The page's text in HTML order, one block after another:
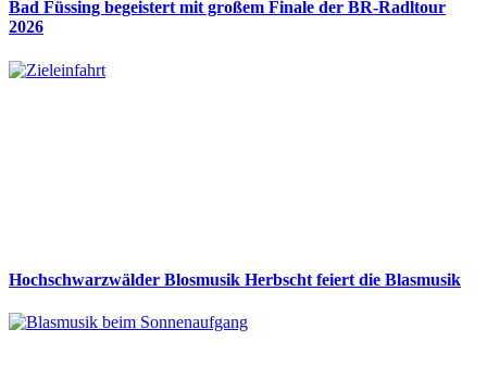
Bad Füssing begeistert mit großem Finale der BR-Radltour
2026
Hochschwarzwälder Blosmusik Herbscht feiert die Blasmusik